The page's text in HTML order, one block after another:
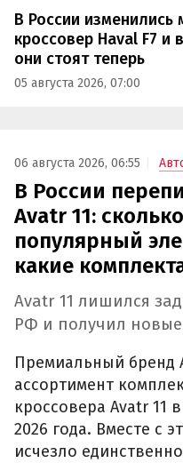
В России
кроссовер Haval F7 и
они стоят теперь
05 августа 2026, 07:00
06 августа 2026, 06:55
В России
Avatr 11:
популярный
какие
Avatr 11 лишился
РФ и получил новые
Премиальный бренд
ассортимент
кроссовера Avatr 11
2026 года. Вместе с
исчезло